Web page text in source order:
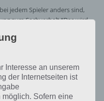
jedem Spieler anders sind,
zum Sachverhalt “Das wird
gespült:
Antworten zum Sachverhalt
Interesse an unserem
der Internetseiten ist
Sofern eine